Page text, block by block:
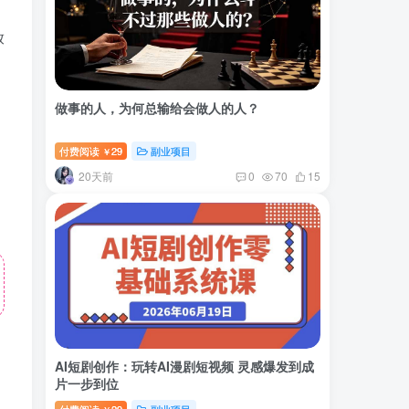
做事的人，为何总输给会做人的人？
付费阅读 ￥29 副业项目
20天前 0 70 15
AI短剧创作：玩转AI漫剧短视频 灵感爆发到成
片一步到位